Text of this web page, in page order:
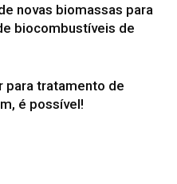
novas biomassas para
biocombustíveis de
para tratamento de
é possível!